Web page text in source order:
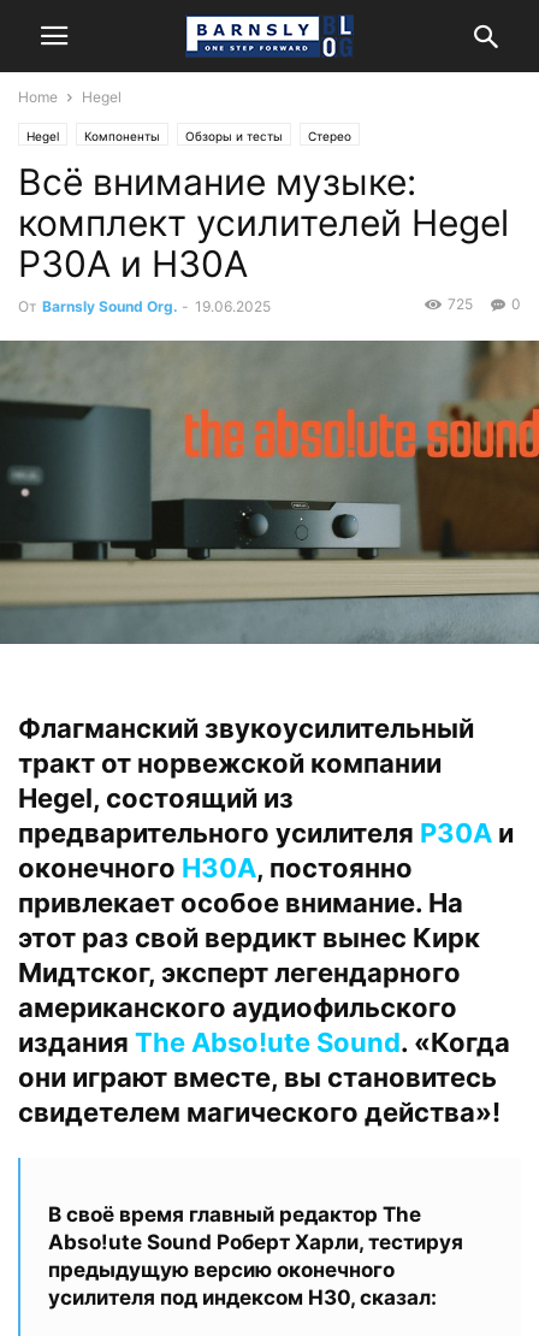
Home Hegel
Hegel Компоненты Обзоры и тесты Стерео
Всё внимание музыке:
комплект усилителей Hegel
P30A и H30A
От Barnsly Sound Org. - 19.06.2025 0
725
Флагманский звукоусилительный
тракт от норвежской компании
Hegel, состоящий из
предварительного усилителя P30A и
оконечного H30A, постоянно
привлекает особое внимание. На
этот раз свой вердикт вынес Кирк
Мидтског, эксперт легендарного
американского аудиофильского
издания The Abso!ute Sound. «Когда
они играют вместе, вы становитесь
свидетелем магического действа»!
В своё время главный редактор The
Abso!ute Sound Роберт Харли, тестируя
предыдущую версию оконечного
усилителя под индексом H30, сказал: